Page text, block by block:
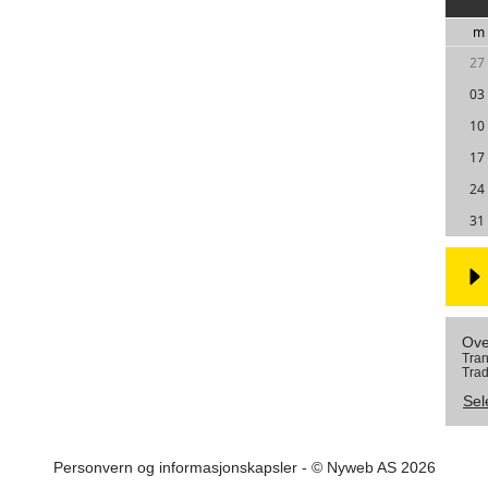
m
27
03
10
17
24
31
Personvern og informasjonskapsler- © Nyweb AS 2026